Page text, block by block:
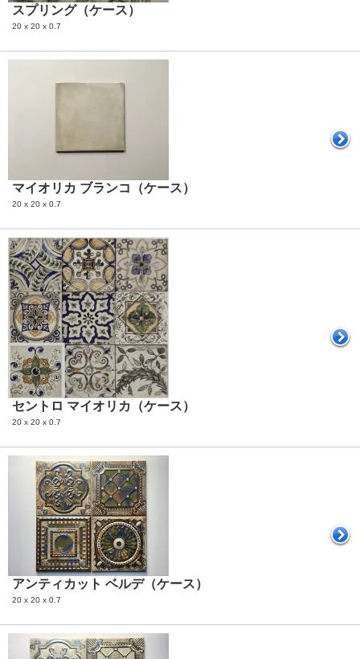
スプリング（ケース）
20 x 20 x 0.7
マイオリカ ブランコ（ケース）
20 x 20 x 0.7
セントロ マイオリカ（ケース）
20 x 20 x 0.7
アンティカット ベルデ（ケース）
20 x 20 x 0.7